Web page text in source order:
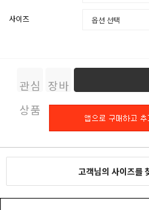
사이즈
관심
상품
장바
구니
고객님의 사이즈를